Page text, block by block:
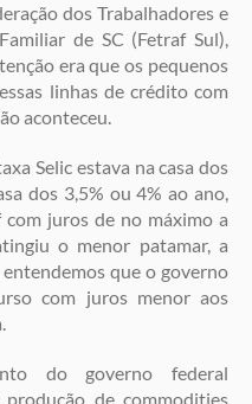
dos Trabalhadores e
de SC (Fetraf Sul),
era que os pequenos
linhas de crédito com
aconteceu.
Selic estava na casa dos
dos 3,5% ou 4% ao ano,
juros de no máximo a
o menor patamar, a
que o governo
com juros menor aos
do governo federal
de commodities